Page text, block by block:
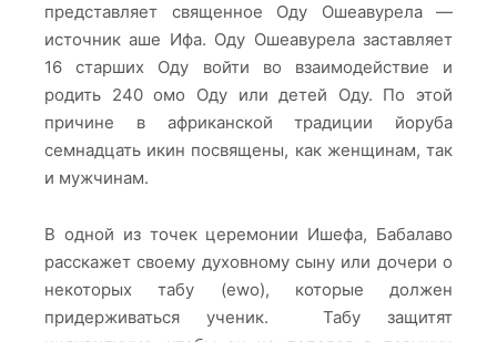
представляет священное Оду Ошеавурела —
источник аше Ифа. Оду Ошеавурела заставляет
16 старших Оду войти во взаимодействие и
родить 240 омо Оду или детей Оду. По этой
причине в африканской традиции йоруба
семнадцать икин посвящены, как женщинам, так
и мужчинам.
В одной из точек церемонии Ишефа, Бабалаво
расскажет своему духовному сыну или дочери о
некоторых табу (ewo), которые должен
придерживаться ученик. Табу защитят